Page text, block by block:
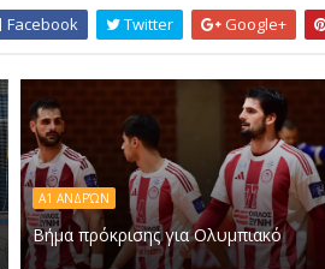
Facebook Twitter Google+
Α1 ΑΝΔΡΏΝ
Βήμα πρόκρισης για Ολυμπιακό